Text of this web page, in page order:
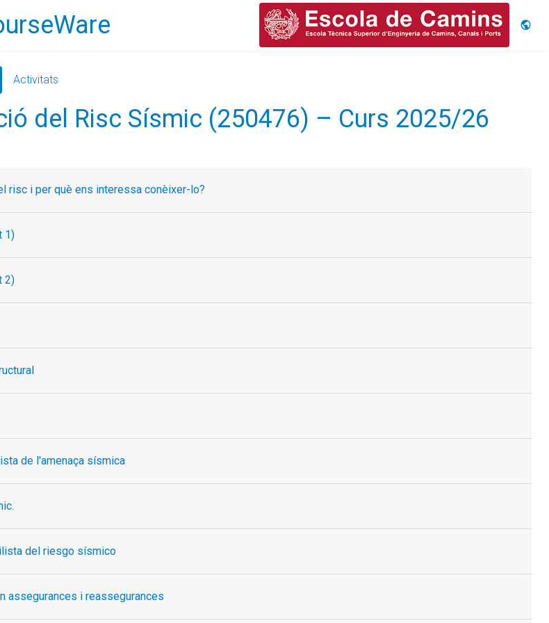
Activitats
del Risc Sísmic (250476) – Curs 2025/26
risc i per què ens interessa conèixer-lo?
1)
2)
de l'amenaça sísmica
del riesgo sísmico
assegurances i reassegurances